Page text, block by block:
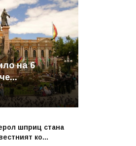
на 6
шприц стана
ко...